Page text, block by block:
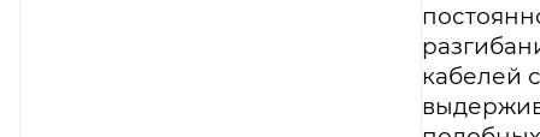
кабелей